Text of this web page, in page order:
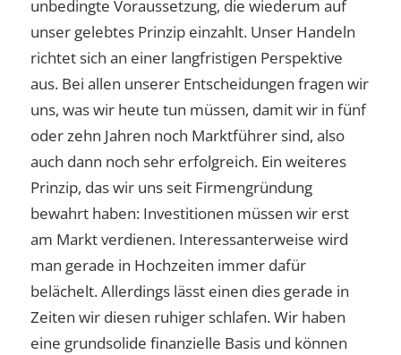
unbedingte Voraussetzung, die wiederum auf
unser gelebtes Prinzip einzahlt. Unser Handeln
richtet sich an einer langfristigen Perspektive
aus. Bei allen unserer Entscheidungen fragen wir
uns, was wir heute tun müssen, damit wir in fünf
oder zehn Jahren noch Marktführer sind, also
auch dann noch sehr erfolgreich. Ein weiteres
Prinzip, das wir uns seit Firmengründung
bewahrt haben: Investitionen müssen wir erst
am Markt verdienen. Interessanterweise wird
man gerade in Hochzeiten immer dafür
belächelt. Allerdings lässt einen dies gerade in
Zeiten wir diesen ruhiger schlafen. Wir haben
eine grundsolide finanzielle Basis und können